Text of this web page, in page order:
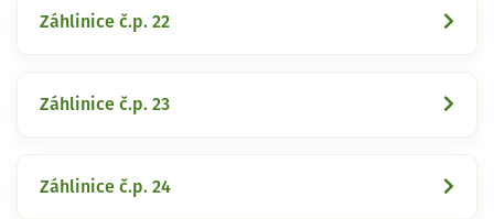
Záhlinice č.p. 22
Záhlinice č.p. 23
Záhlinice č.p. 24